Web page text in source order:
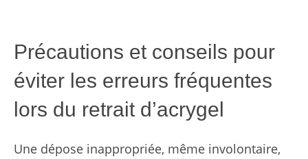
Précautions et conseils pour
éviter les erreurs fréquentes
lors du retrait d’acrygel
Une dépose inappropriée, même involontaire,